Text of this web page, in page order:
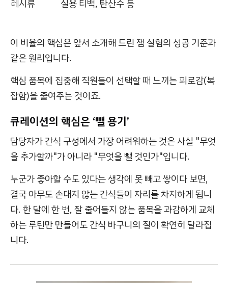
레시류
실용 티백, 탄산수 등
이 비율의 핵심은 앞서 소개해 드린 잼 실험의 성공 기준과
같은 원리입니다.
핵심 품목에 집중해 직원들이 선택할 때 느끼는 피로감(복
잡함)을 줄여주는 것이죠.
큐레이션의 핵심은 ‘뺄 용기’
담당자가 간식 구성에서 가장 어려워하는 것은 사실 "무엇
을 추가할까"가 아니라 "무엇을 뺄 것인가"입니다.
누군가 좋아할 수도 있다는 생각에 못 빼고 쌓이다 보면,
결국 아무도 손대지 않는 간식들이 자리를 차지하게 됩니
다. 한 달에 한 번, 잘 줄어들지 않는 품목을 과감하게 교체
하는 루틴만 만들어도 간식 바구니의 질이 확연히 달라집
니다.